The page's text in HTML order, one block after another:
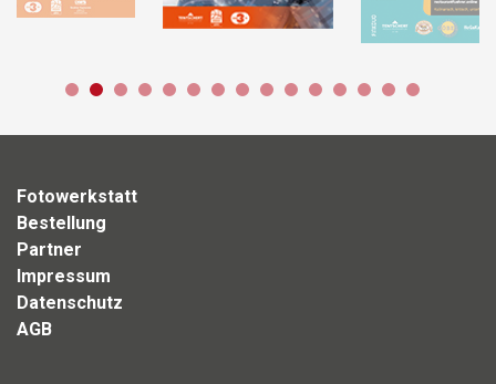
Fotowerkstatt
Bestellung
Partner
Impressum
Datenschutz
AGB